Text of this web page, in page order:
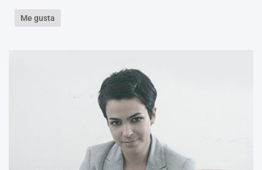
Me gusta